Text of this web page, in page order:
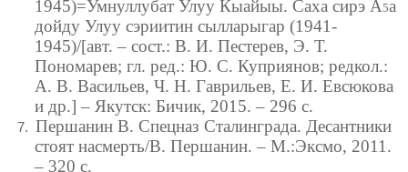
1945)=Умнуллубат Улуу Кыайыы. Саха сирэ А5а
дойду Улуу сэриитин сылларыгар (1941-
1945)/[авт. – сост.: В. И. Пестерев, Э. Т.
Пономарев; гл. ред.: Ю. С. Куприянов; редкол.:
А. В. Васильев, Ч. Н. Гаврильев, Е. И. Евсюкова
и др.] – Якутск: Бичик, 2015. – 296 с.
7. Першанин В. Спецназ Сталинграда. Десантники
стоят насмерть/В. Першанин. – М.:Эксмо, 2011.
– 320 с.